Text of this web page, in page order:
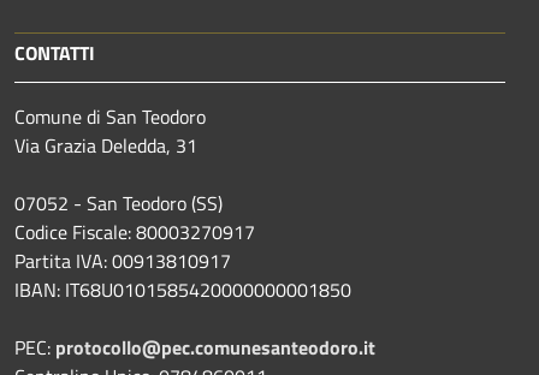
CONTATTI
Comune di San Teodoro
Via Grazia Deledda, 31
07052 - San Teodoro (SS)
Codice Fiscale: 80003270917
Partita IVA: 00913810917
IBAN: IT68U0101585420000000001850
PEC: protocollo@pec.comunesanteodoro.it